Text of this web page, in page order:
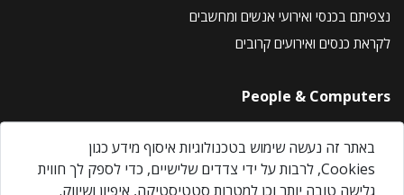
נצפיתם בכנסי ואירועי אנשים ומחשבים
לקראת כנסים ואירועים קרובים
People & Computers
About Us
Privacy Policy
Contact Us
באתר זה נעשה שימוש בטכנולוגיות איסוף מידע כגון
Cookies, לרבות על ידי צדדים שלישיים, כדי לספק לך חווית
גלישה טובה יותר וכן למטרות סטטיסטיקה, איפיון ושיווק.